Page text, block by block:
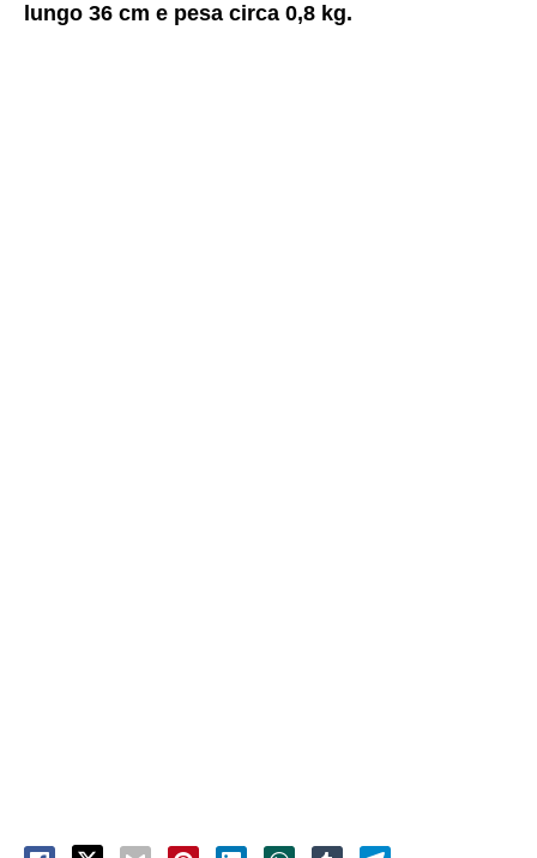
lungo 36 cm e pesa circa 0,8 kg.